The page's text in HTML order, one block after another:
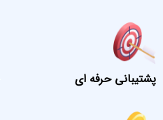
پشتیبانی حرفه ای